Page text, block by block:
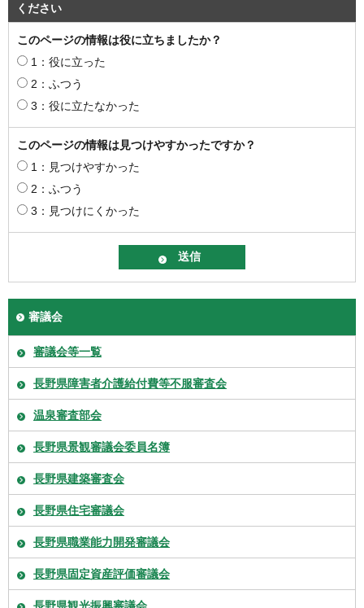
ください
このページの情報は役に立ちましたか？
1：役に立った
2：ふつう
3：役に立たなかった
このページの情報は見つけやすかったですか？
1：見つけやすかった
2：ふつう
3：見つけにくかった
審議会
審議会等一覧
長野県障害者介護給付費等不服審査会
温泉審査部会
長野県景観審議会委員名簿
長野県建築審査会
長野県住宅審議会
長野県職業能力開発審議会
長野県固定資産評価審議会
長野県観光振興審議会